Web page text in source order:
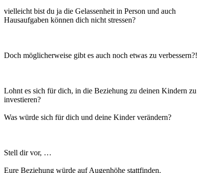
vielleicht bist du ja die Gelassenheit in Person und auch
Hausaufgaben können dich nicht stressen?
Doch möglicherweise gibt es auch noch etwas zu verbessern?!
Lohnt es sich für dich, in die Beziehung zu deinen Kindern zu
investieren?
Was würde sich für dich und deine Kinder verändern?
Stell dir vor, …
Eure Beziehung würde auf Augenhöhe stattfinden.